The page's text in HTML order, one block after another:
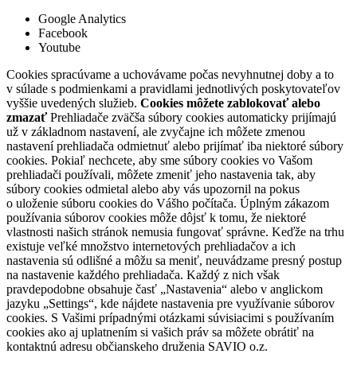
Google Analytics
Facebook
Youtube
Cookies spracúvame a uchovávame počas nevyhnutnej doby a to
v súlade s podmienkami a pravidlami jednotlivých poskytovateľov
vyššie uvedených služieb. Cookies môžete zablokovať alebo
zmazaťPrehliadače zväčša súbory cookies automaticky prijímajú
už v základnom nastavení, ale zvyčajne ich môžete zmenou
nastavení prehliadača odmietnuť alebo prijímať iba niektoré súbory
cookies. Pokiaľ nechcete, aby sme súbory cookies vo Vašom
prehliadači používali, môžete zmeniť jeho nastavenia tak, aby
súbory cookies odmietal alebo aby vás upozornil na pokus
o uloženie súboru cookies do Vášho počítača. Úplným zákazom
používania súborov cookies môže dôjsť k tomu, že niektoré
vlastnosti našich stránok nemusia fungovať správne. Keďže na trhu
existuje veľké množstvo internetových prehliadačov a ich
nastavenia sú odlišné a môžu sa meniť, neuvádzame presný postup
na nastavenie každého prehliadača. Každý z nich však
pravdepodobne obsahuje časť „Nastavenia“ alebo v anglickom
jazyku „Settings“, kde nájdete nastavenia pre využívanie súborov
cookies. S Vašimi prípadnými otázkami súvisiacimi s používaním
cookies ako aj uplatnením si vašich práv sa môžete obrátiť na
kontaktnú adresu občianskeho druženia SAVIO o.z.